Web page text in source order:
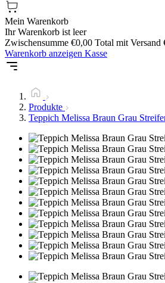
Mein Warenkorb
Ihr Warenkorb ist leer
Zwischensumme €0,00 Total mit Versand
Warenkorb anzeigen Kasse
Produkte
Teppich Melissa Braun Grau